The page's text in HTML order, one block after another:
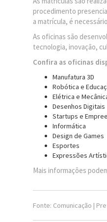
procedimento
a matrícula, é
As oficinas são
tecnologia, inovação,
Confira as oficinas
Manufatura 3D
Robótica e
Elétrica e
Desenhos Digitais
Startups e
Informática
Design de Games
Esportes
Expressões
Mais informações
Fonte: Comunicação |